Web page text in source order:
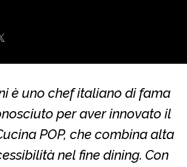
è uno chef italiano di fama
per aver innovato il
POP, che combina alta
nel fine dining. Con